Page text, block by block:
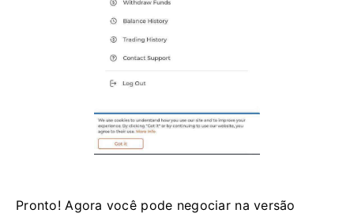
Pronto! Agora você pode negociar na versão